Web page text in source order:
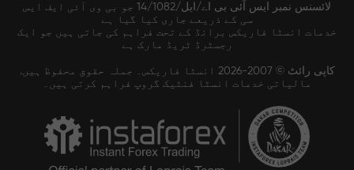
لائسنس نمبر ایس آئی بی اے/ایل/14/1082 جو بی وی آئی ایف ایس
سی کے ذریعے جاری کیا گیا ہے
خدمات انسٹا فاریکس برانڈ کے تحت فراہم کی جاتی ہیں جو ایک
رجسٹرڈ ٹریڈ مارک ہے
کاپی رائٹ © 2007-2026 انسٹا فاریکس۔ جملہ حقوق محفوظ ہیں.
مالیاتی خدمات انسٹا فنٹیک گروپ فراہم کرتی ہیں۔